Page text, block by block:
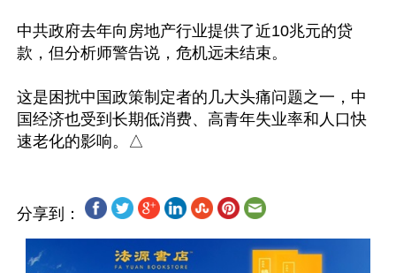
中共政府去年向房地产行业提供了近10兆元的贷
款，但分析师警告说，危机远未结束。
这是困扰中国政策制定者的几大头痛问题之一，中
国经济也受到长期低消费、高青年失业率和人口快
分享到：